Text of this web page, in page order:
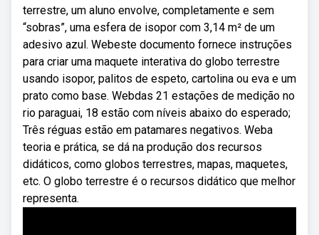
terrestre, um aluno envolve, completamente e sem
“sobras”, uma esfera de isopor com 3,14 m² de um
adesivo azul. Webeste documento fornece instruções
para criar uma maquete interativa do globo terrestre
usando isopor, palitos de espeto, cartolina ou eva e um
prato como base. Webdas 21 estações de medição no
rio paraguai, 18 estão com níveis abaixo do esperado;
Três réguas estão em patamares negativos. Weba
teoria e prática, se dá na produção dos recursos
didáticos, como globos terrestres, mapas, maquetes,
etc. O globo terrestre é o recursos didático que melhor
representa.